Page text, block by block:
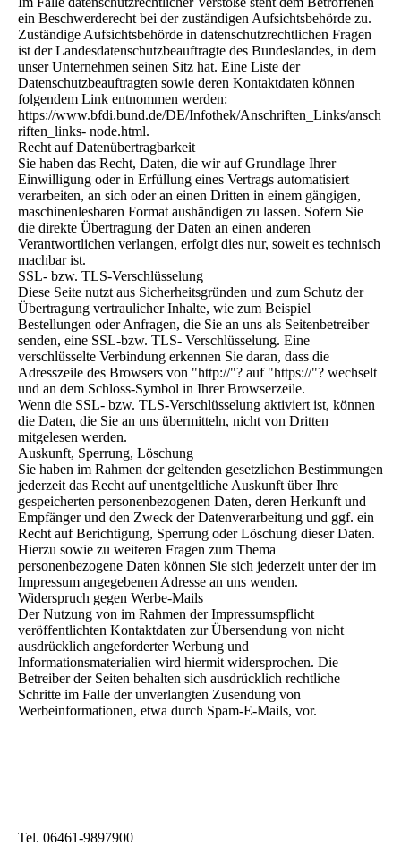
ein Beschwerderecht bei der zuständigen Aufsichtsbehörde zu.
Zuständige Aufsichtsbehörde in datenschutzrechtlichen Fragen
ist der Landesdatenschutzbeauftragte des Bundeslandes, in dem
unser Unternehmen seinen Sitz hat. Eine Liste der
Datenschutzbeauftragten sowie deren Kontaktdaten können
folgendem Link entnommen werden:
https://www.bfdi.bund.de/DE/Infothek/Anschriften_Links/ansch
riften_links- node.html.
Recht auf Datenübertragbarkeit
Sie haben das Recht, Daten, die wir auf Grundlage Ihrer
Einwilligung oder in Erfüllung eines Vertrags automatisiert
verarbeiten, an sich oder an einen Dritten in einem gängigen,
maschinenlesbaren Format aushändigen zu lassen. Sofern Sie
die direkte Übertragung der Daten an einen anderen
Verantwortlichen verlangen, erfolgt dies nur, soweit es technisch
machbar ist.
SSL- bzw. TLS-Verschlüsselung
Diese Seite nutzt aus Sicherheitsgründen und zum Schutz der
Übertragung vertraulicher Inhalte, wie zum Beispiel
Bestellungen oder Anfragen, die Sie an uns als Seitenbetreiber
senden, eine SSL-bzw. TLS- Verschlüsselung. Eine
verschlüsselte Verbindung erkennen Sie daran, dass die
Adresszeile des Browsers von "http://"? auf "https://"? wechselt
und an dem Schloss-Symbol in Ihrer Browserzeile.
Wenn die SSL- bzw. TLS-Verschlüsselung aktiviert ist, können
die Daten, die Sie an uns übermitteln, nicht von Dritten
mitgelesen werden.
Auskunft, Sperrung, Löschung
Sie haben im Rahmen der geltenden gesetzlichen Bestimmungen
jederzeit das Recht auf unentgeltliche Auskunft über Ihre
gespeicherten personenbezogenen Daten, deren Herkunft und
Empfänger und den Zweck der Datenverarbeitung und ggf. ein
Recht auf Berichtigung, Sperrung oder Löschung dieser Daten.
Hierzu sowie zu weiteren Fragen zum Thema
personenbezogene Daten können Sie sich jederzeit unter der im
Impressum angegebenen Adresse an uns wenden.
Widerspruch gegen Werbe-Mails
Der Nutzung von im Rahmen der Impressumspflicht
veröffentlichten Kontaktdaten zur Übersendung von nicht
ausdrücklich angeforderter Werbung und
Informationsmaterialien wird hiermit widersprochen. Die
Betreiber der Seiten behalten sich ausdrücklich rechtliche
Schritte im Falle der unverlangten Zusendung von
Werbeinformationen, etwa durch Spam-E-Mails, vor.
Tel. 06461-9897900